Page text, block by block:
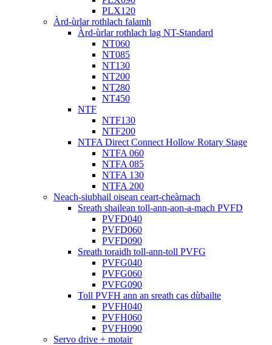
PLX120
Àrd-ùrlar rothlach falamh
Àrd-ùrlar rothlach lag NT-Standard
NT060
NT085
NT130
NT200
NT280
NT450
NTF
NTF130
NTF200
NTFA Direct Connect Hollow Rotary Stage
NTFA 060
NTFA 085
NTFA 130
NTFA 200
Neach-siubhail oisean ceart-cheàrnach
Sreath shailean toll-ann-aon-a-mach PVFD
PVFD040
PVFD060
PVFD090
Sreath toraidh toll-ann-toll PVFG
PVFG040
PVFG060
PVFG090
Toll PVFH ann an sreath cas dùbailte
PVFH040
PVFH060
PVFH090
Servo drive + motair